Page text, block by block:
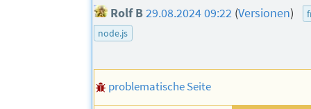
Rolf B29.08.2024 09:22 (Versionen)
node.js
problematische Seite